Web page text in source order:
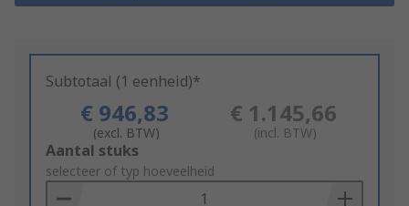
Subtotaal (1 eenheid)*
€ 946,83
(excl. BTW)
€ 1.145,66
(incl. BTW)
Add
to
Basket
Aantal stuks
selecteer of typ hoeveelheid